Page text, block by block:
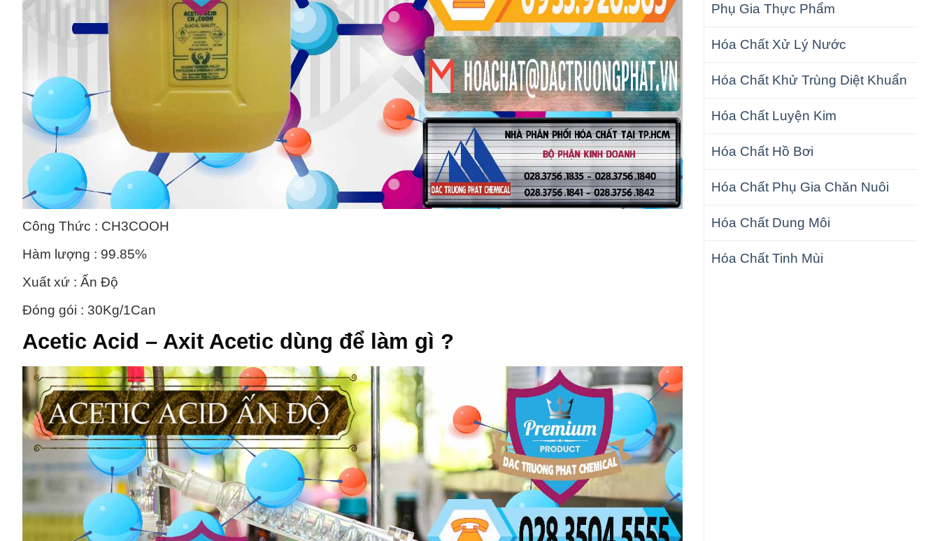
Phụ Gia Thực Phẩm
Hóa Chất Xử Lý Nước
Hóa Chất Khử Trùng Diệt Khuẩn
Hóa Chất Luyện Kim
Hóa Chất Hồ Bơi
Hóa Chất Phụ Gia Chăn Nuôi
Hóa Chất Dung Môi
Hóa Chất Tinh Mùi
Công Thức : CH3COOH
Hàm lượng : 99.85%
Xuất xứ : Ấn Độ
Đóng gói : 30Kg/1Can
Acetic Acid – Axit Acetic dùng để làm gì ?